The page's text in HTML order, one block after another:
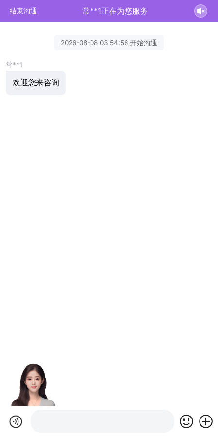
结束沟通 常**1正在为您服务
2026-08-08 03:54:56 开始沟通
常**1
欢迎您来咨询